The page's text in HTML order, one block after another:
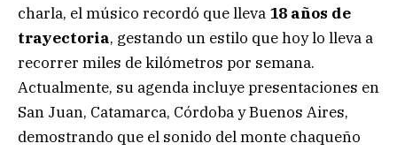
charla, el músico recordó que lleva 18 años de
trayectoria, gestando un estilo que hoy lo lleva a
recorrer miles de kilómetros por semana.
Actualmente, su agenda incluye presentaciones en
San Juan, Catamarca, Córdoba y Buenos Aires,
demostrando que el sonido del monte chaqueño